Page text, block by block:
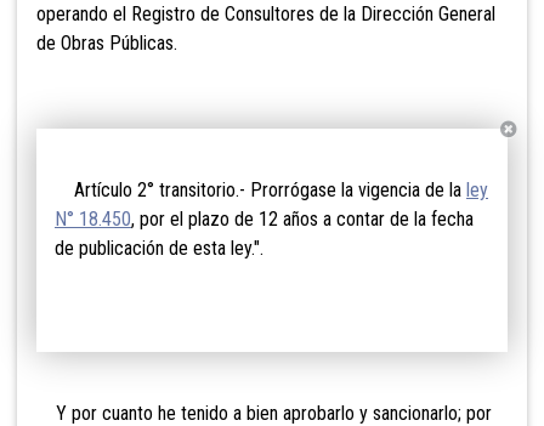
operando el Registro de Consultores de la Dirección General
de Obras Públicas.
Artículo 2° transitorio.- Prorrógase la vigencia de la ley
N° 18.450, por el plazo de 12 años a contar de la fecha
de publicación de esta ley.".
Y por cuanto he tenido a bien aprobarlo y sancionarlo; por